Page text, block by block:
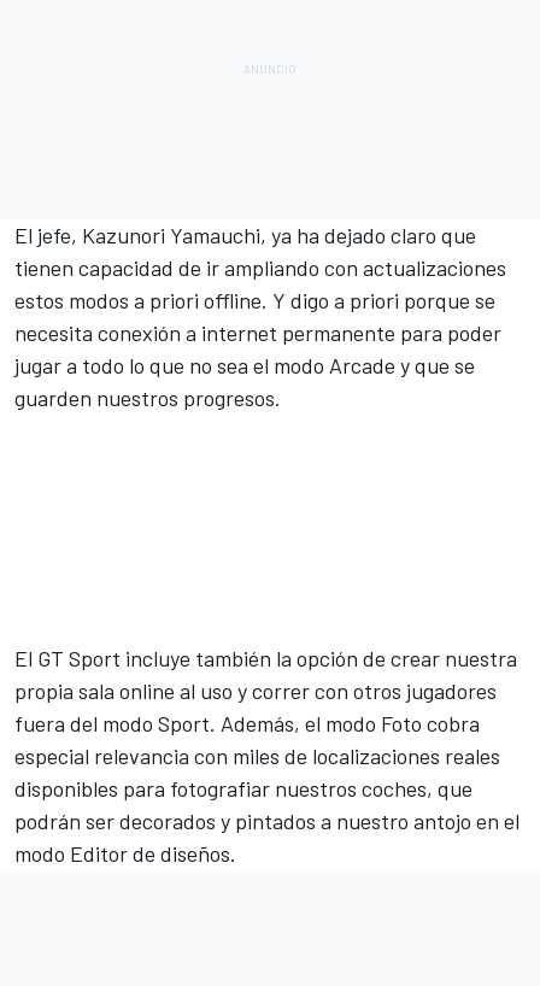
El jefe, Kazunori Yamauchi, ya ha dejado claro que
tienen capacidad de ir ampliando con actualizaciones
estos modos a priori offline. Y digo a priori porque se
necesita conexión a internet permanente para poder
jugar a todo lo que no sea el modo Arcade y que se
guarden nuestros progresos.
El GT Sport incluye también la opción de crear nuestra
propia sala online al uso y correr con otros jugadores
fuera del modo Sport. Además, el modo Foto cobra
especial relevancia con miles de localizaciones reales
disponibles para fotografiar nuestros coches, que
podrán ser decorados y pintados a nuestro antojo en el
modo Editor de diseños.